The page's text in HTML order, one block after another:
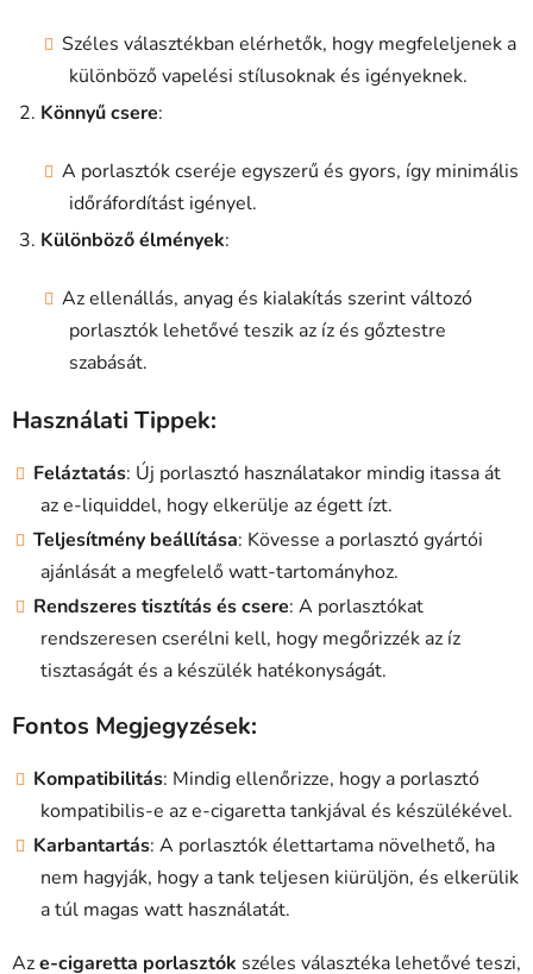
Széles választékban elérhetők, hogy megfeleljenek a
különböző vapelési stílusoknak és igényeknek.
Könnyű csere:
A porlasztók cseréje egyszerű és gyors, így minimális
időráfordítást igényel.
Különböző élmények:
Az ellenállás, anyag és kialakítás szerint változó
porlasztók lehetővé teszik az íz és gőztestre
szabását.
Használati Tippek:
Feláztatás: Új porlasztó használatakor mindig itassa át
az e-liquiddel, hogy elkerülje az égett ízt.
Teljesítmény beállítása: Kövesse a porlasztó gyártói
ajánlását a megfelelő watt-tartományhoz.
Rendszeres tisztítás és csere: A porlasztókat
rendszeresen cserélni kell, hogy megőrizzék az íz
tisztaságát és a készülék hatékonyságát.
Fontos Megjegyzések:
Kompatibilitás: Mindig ellenőrizze, hogy a porlasztó
kompatibilis-e az e-cigaretta tankjával és készülékével.
Karbantartás: A porlasztók élettartama növelhető, ha
nem hagyják, hogy a tank teljesen kiürüljön, és elkerülik
a túl magas watt használatát.
Aze-cigaretta porlasztók széles választéka lehetővé teszi,